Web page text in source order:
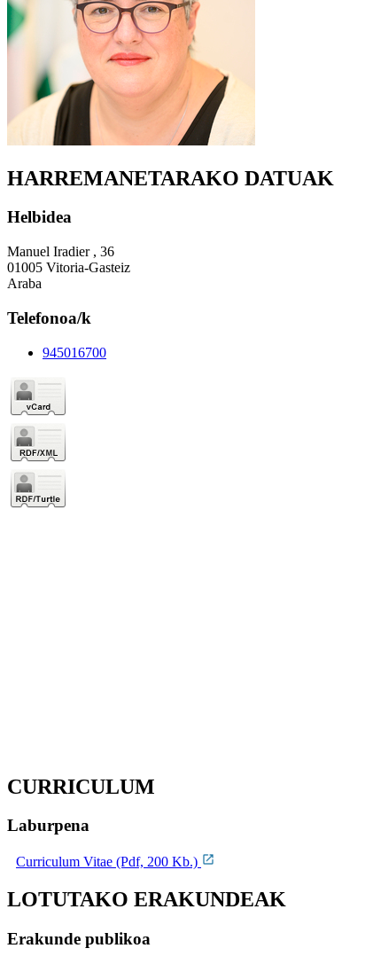
HARREMANETARAKO DATUAK
Helbidea
Manuel Iradier , 36
01005 Vitoria-Gasteiz
Araba
Telefonoa/k
945016700
CURRICULUM
Laburpena
Curriculum Vitae (Pdf, 200 Kb.)
LOTUTAKO ERAKUNDEAK
Erakunde publikoa